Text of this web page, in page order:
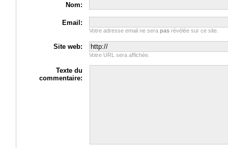
Nom:
Email:
Votre adresse email ne serapas révélée sur ce site.
Site web:
Votre URL sera affichée.
Texte du
commentaire: